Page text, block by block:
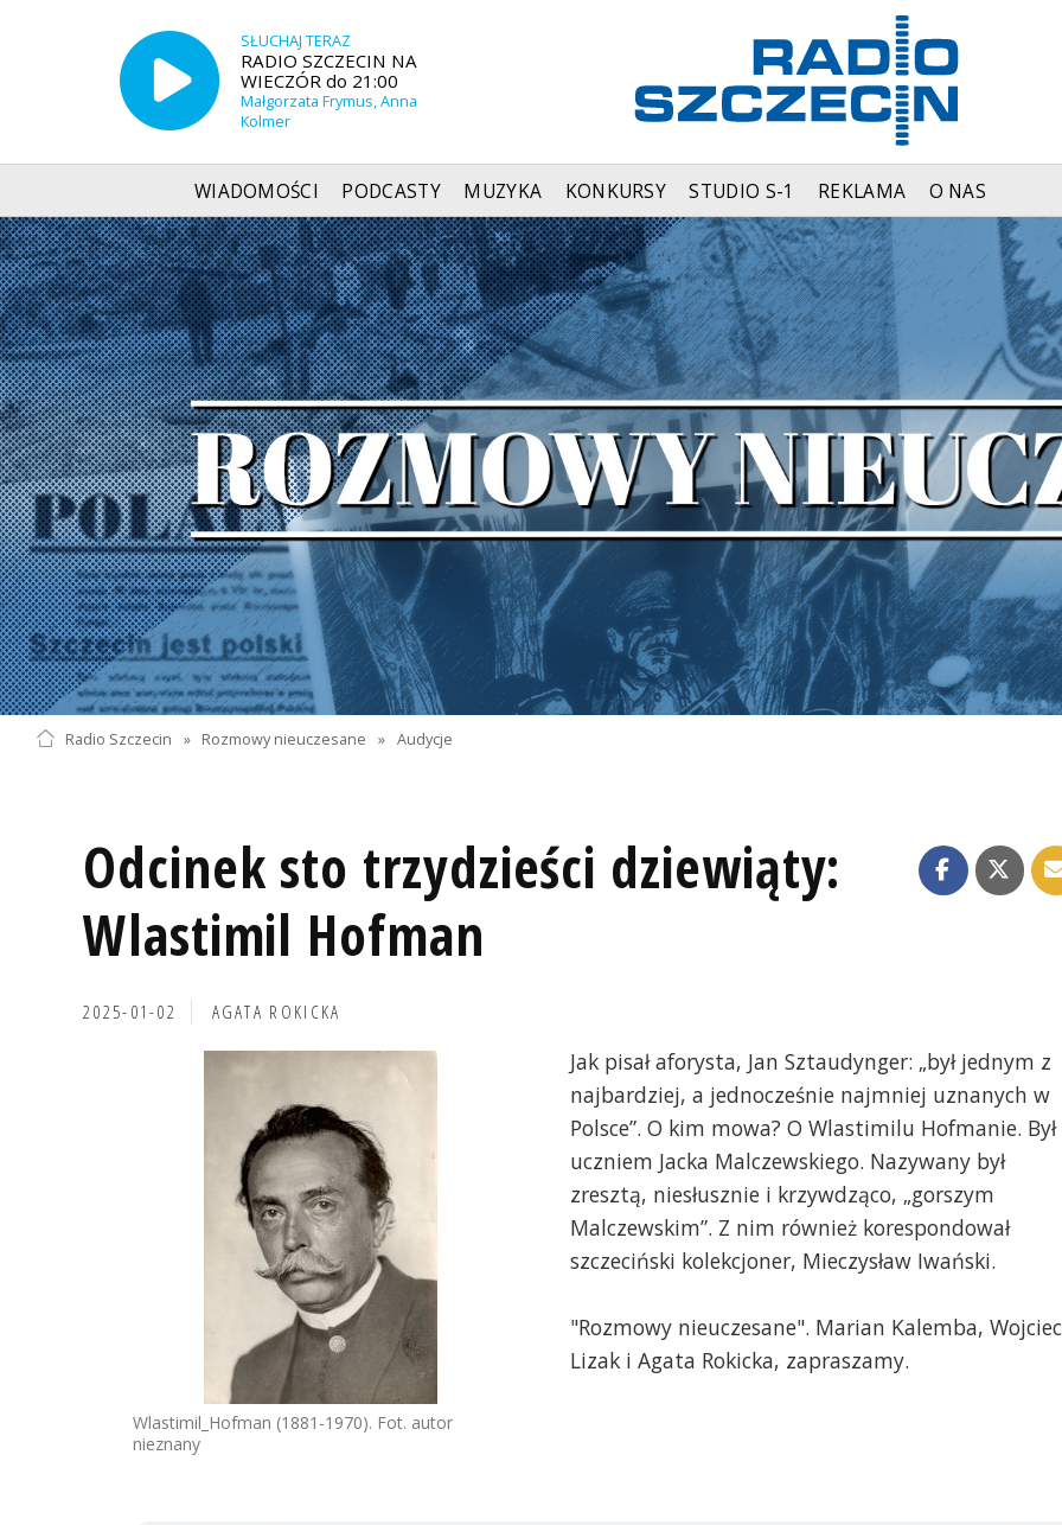
SŁUCHAJ TERAZ
RADIO SZCZECIN NA
WIECZÓR do 21:00
Małgorzata Frymus, Anna
Kolmer
WIADOMOŚCI PODCASTY MUZYKA KONKURSY STUDIO S-1 REKLAMA O NAS
Radio Szczecin » Rozmowy nieuczesane » Audycje
Odcinek sto trzydzieści dziewiąty:
Wlastimil Hofman
2025-01-02 AGATA ROKICKA
Wlastimil_Hofman (1881-1970). Fot. autor
nieznany
Jak pisał aforysta, Jan Sztaudynger: „był jednym z
najbardziej, a jednocześnie najmniej uznanych w
Polsce”. O kim mowa? O Wlastimilu Hofmanie. Był
uczniem Jacka Malczewskiego. Nazywany był
zresztą, niesłusznie i krzywdząco, „gorszym
Malczewskim”. Z nim również korespondował
szczeciński kolekcjoner, Mieczysław Iwański.
"Rozmowy nieuczesane". Marian Kalemba,
Lizak i Agata Rokicka, zapraszamy.